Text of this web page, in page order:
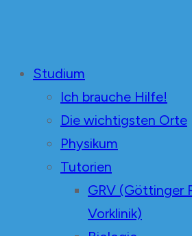
Unabhängige Mediziner
in der Fachschaft Medizin
Studium
Ich brauche Hilfe!
Die wichtigsten Orte
Physikum
Tutorien
GRV (Göttinger
Vorklinik)